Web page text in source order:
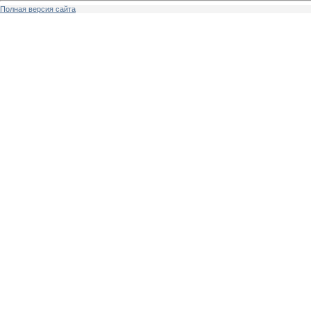
Полная версия сайта